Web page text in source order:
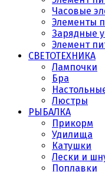
Часовые
Элементы
Зарядные
Элемент
СВЕТОТЕХНИКА
Лампочки
Бра
Люстры
РЫБАЛКА
Прикорм
Удилища
Катушки
Лески и
Поплавки